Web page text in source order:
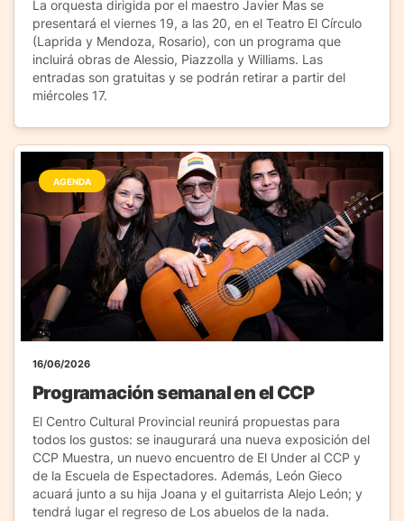
La orquesta dirigida por el maestro Javier Mas se
presentará el viernes 19, a las 20, en el Teatro El Círculo
(Laprida y Mendoza, Rosario), con un programa que
incluirá obras de Alessio, Piazzolla y Williams. Las
entradas son gratuitas y se podrán retirar a partir del
miércoles 17.
AGENDA
16/06/2026
Programación semanal en el CCP
El Centro Cultural Provincial reunirá propuestas para
todos los gustos: se inaugurará una nueva exposición del
CCP Muestra, un nuevo encuentro de El Under al CCP y
de la Escuela de Espectadores. Además, León Gieco
acuará junto a su hija Joana y el guitarrista Alejo León; y
tendrá lugar el regreso de Los abuelos de la nada.